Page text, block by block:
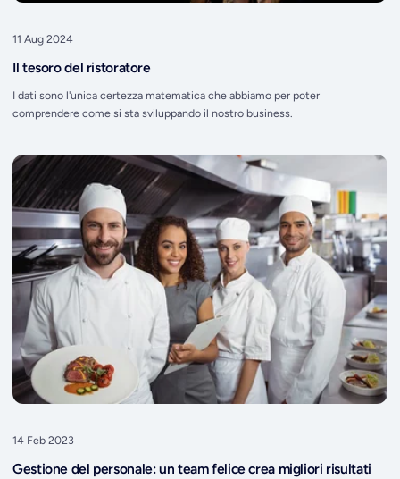
11 Aug 2024
Il tesoro del ristoratore
I dati sono l'unica certezza matematica che abbiamo per poter
comprendere come si sta sviluppando il nostro business.
14 Feb 2023
Gestione del personale: un team felice crea migliori risultati